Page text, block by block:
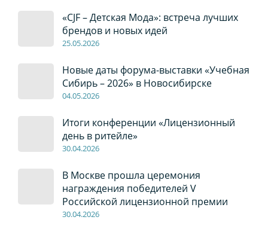
«CJF – Детская Мода»: встреча лучших
брендов и новых идей
25.05.2026
Новые даты форума-выставки «Учебная
Сибирь – 2026» в Новосибирске
04.05.2026
Итоги конференции «Лицензионный
день в ритейле»
30.04.2026
В Москве прошла церемония
награждения победителей V
Российской лицензионной премии
30.04.2026